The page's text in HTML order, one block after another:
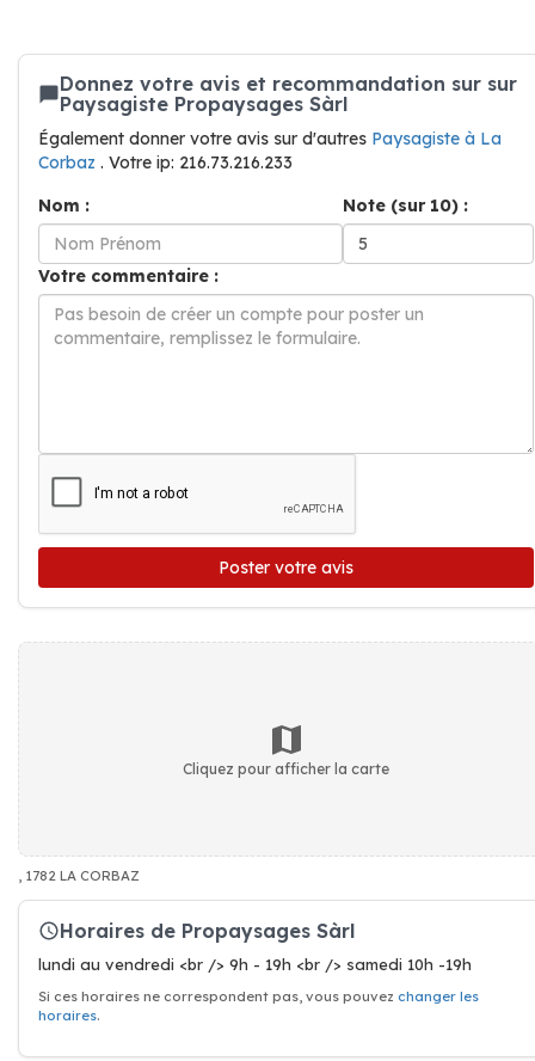
Donnez votre avis et recommandation sur sur
Paysagiste Propaysages Sàrl
Également donner votre avis sur d'autres Paysagiste à La
Corbaz . Votre ip: 216.73.216.233
Nom :
Note (sur 10) :
Votre commentaire :
Poster votre avis
Cliquez pour afficher la carte
, 1782 LA CORBAZ
Horaires de Propaysages Sàrl
lundi au vendredi <br /> 9h - 19h <br /> samedi 10h -19h
Si ces horaires ne correspondent pas, vous pouvez changer les
horaires.